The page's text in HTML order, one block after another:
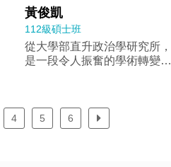
身沒有濃厚的政治學基礎 ，我
一樣能透過教授的引導得到正
確的知識與研究方向 。同學也
一樣很優秀總能回答教授所想
講的重點 ，總而言之 ，研究
黃俊凱
112級碩士班
從大學部直升政治學研究所，
是一段令人振奮的學術轉變。
全新的挑戰和機會，相對於大
學部的廣泛的學科，政治研究
4 5 6